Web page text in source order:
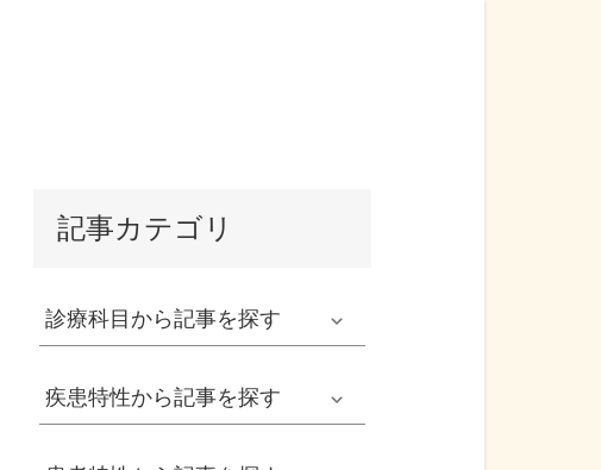
記事カテゴリ
診療科目から記事を探す
発熱外来系
疾患特性から記事を探す
春の病気